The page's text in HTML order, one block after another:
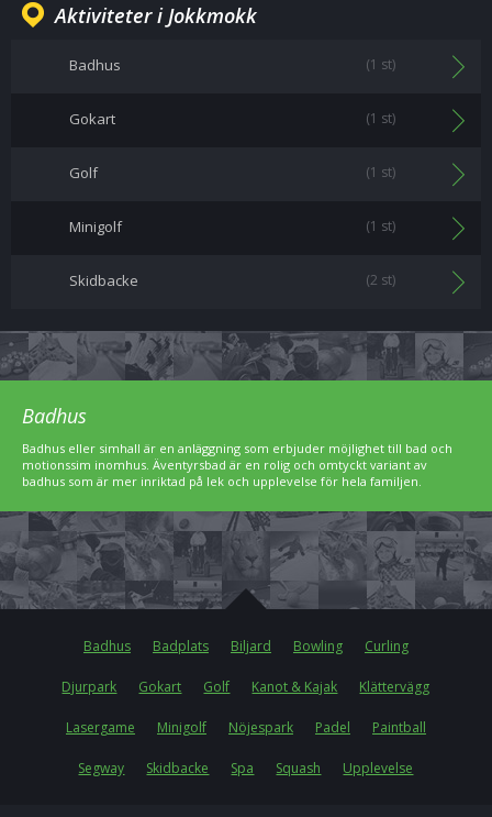
Aktiviteter i Jokkmokk
Badhus (1 st)
Gokart (1 st)
Golf (1 st)
Minigolf (1 st)
Skidbacke (2 st)
Badhus
Badhus eller simhall är en anläggning som erbjuder möjlighet till bad och
motionssim inomhus. Äventyrsbad är en rolig och omtyckt variant av
badhus som är mer inriktad på lek och upplevelse för hela familjen.
Badhus Badplats Biljard Bowling Curling
Djurpark Gokart Golf Kanot & Kajak Klättervägg
Lasergame Minigolf Nöjespark Padel Paintball
Segway Skidbacke Spa Squash Upplevelse